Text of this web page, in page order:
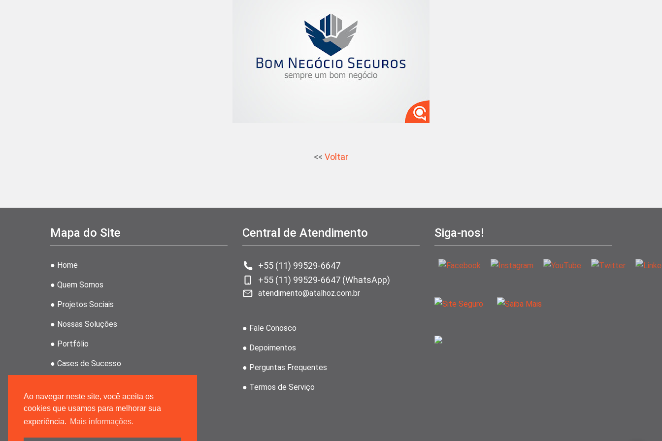
Ao navegar neste site, você aceita os
cookies que usamos para melhorar sua
experiência. Mais informações.
<< Voltar
Mapa do Site
● Home
● Quem Somos
● Projetos Sociais
● Nossas Soluções
● Portfólio
● Cases de Sucesso
● Revenda Atahoz
● Grupo MRPMK
Central de Atendimento
+55 (11) 99529-6647
+55 (11) 99529-6647 (WhatsApp)
atendimento@atalhoz.com.br
● Fale Conosco
● Depoimentos
● Perguntas Frequentes
● Termos de Serviço
Siga-nos!